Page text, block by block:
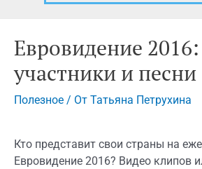
Евровидение 2016:
участники и
Полезное / От Татьяна Петрухина
Кто представит свои страны на
Евровидение 2016? Видео клипов